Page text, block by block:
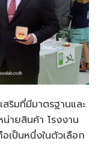
ริมที่มีมาตรฐานและ
ายสินค้า โรงงาน
เป็นหนึ่งในตัวเลือก